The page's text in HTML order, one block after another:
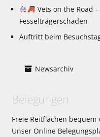
Vets on the Road
Fesselträgerschaden
Auftritt beim
Newsarchiv
Belegungen
Freie Reitflächen bequem
Unser Online